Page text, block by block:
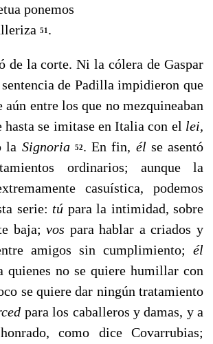
ponemos
51 .
de la corte. Ni la cólera de Gaspar
de Padilla impidieron que
aún entre los que no mezquineaban
hasta se imitase en Italia con el lei,
la Signoria 52. En fin, él se asentó
ordinarios; aunque la
casuística, podemos
serie: tú para la intimidad, so­bre
baja;vos para hablar a criados y
amigos sin cumplimiento; él
quienes no se quiere humillar con
se quiere dar ningún tratamiento
para los caballeros y damas, y a
como dice Covarrubias;